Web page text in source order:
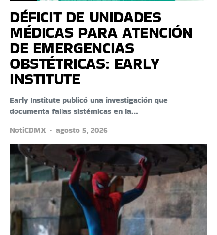
DÉFICIT DE UNIDADES
MÉDICAS PARA ATENCIÓN
DE EMERGENCIAS
OBSTÉTRICAS: EARLY
INSTITUTE
Early Institute publicó una investigación que
documenta fallas sistémicas en la…
NotiCDMX
agosto 5, 2026